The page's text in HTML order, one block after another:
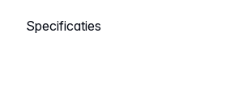
Selecteer een tabblad